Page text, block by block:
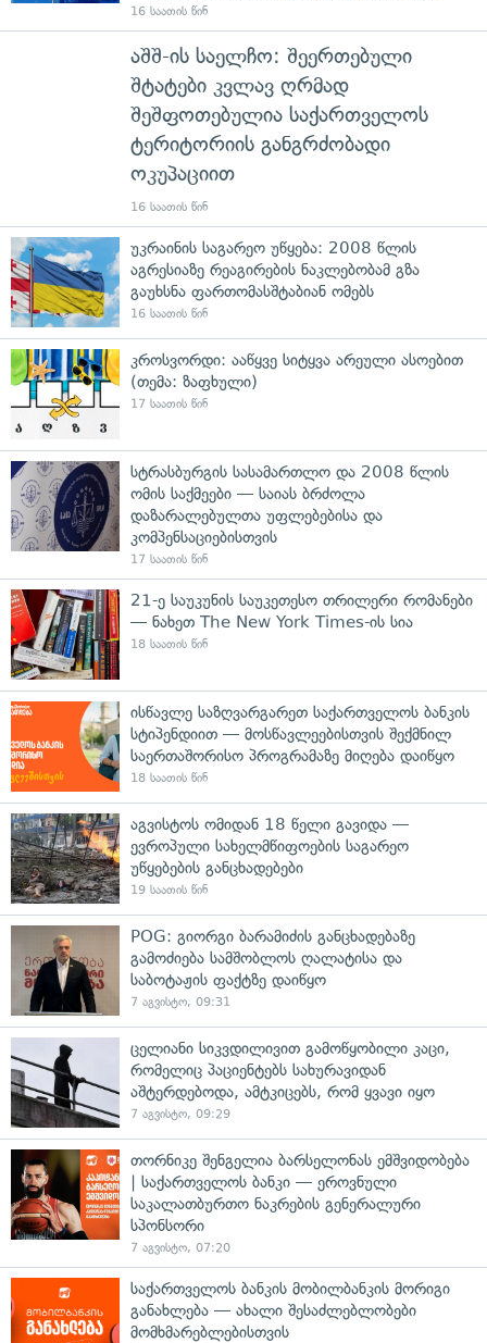
16 საათის წინ
აშშ-ის საელჩო: შეერთებული
შტატები კვლავ ღრმად
შეშფოთებულია საქართველოს
ტერიტორიის განგრძობადი
ოკუპაციით
16 საათის წინ
უკრაინის საგარეო უწყება: 2008 წლის
აგრესიაზე რეაგირების ნაკლებობამ გზა
გაუხსნა ფართომასშტაბიან ომებს
16 საათის წინ
კროსვორდი: ააწყვე სიტყვა არეული ასოებით
(თემა: ზაფხული)
17 საათის წინ
სტრასბურგის სასამართლო და 2008 წლის
ომის საქმეები — საიას ბრძოლა
დაზარალებულთა უფლებებისა და
კომპენსაციებისთვის
17 საათის წინ
21-ე საუკუნის საუკეთესო თრილერი რომანები
— ნახეთ The New York Times-ის სია
18 საათის წინ
ისწავლე საზღვარგარეთ საქართველოს ბანკის
სტიპენდიით — მოსწავლეებისთვის შექმნილ
საერთაშორისო პროგრამაზე მიღება დაიწყო
18 საათის წინ
აგვისტოს ომიდან 18 წელი გავიდა —
ევროპული სახელმწიფოების საგარეო
უწყებების განცხადებები
19 საათის წინ
POG: გიორგი ბარამიძის განცხადებაზე
გამოძიება სამშობლოს ღალატისა და
საბოტაჟის ფაქტზე დაიწყო
7 აგვისტო, 09:31
ცელიანი სიკვდილივით გამოწყობილი კაცი,
რომელიც პაციენტებს სახურავიდან
აშტერდებოდა, ამტკიცებს, რომ ყვავი იყო
7 აგვისტო, 09:29
თორნიკე შენგელია ბარსელონას ემშვიდობება
| საქართველოს ბანკი — ეროვნული
საკალათბურთო ნაკრების გენერალური
სპონსორი
7 აგვისტო, 07:20
საქართველოს ბანკის მობილბანკის მორიგი
განახლება — ახალი შესაძლებლობები
მომხმარებლებისთვის